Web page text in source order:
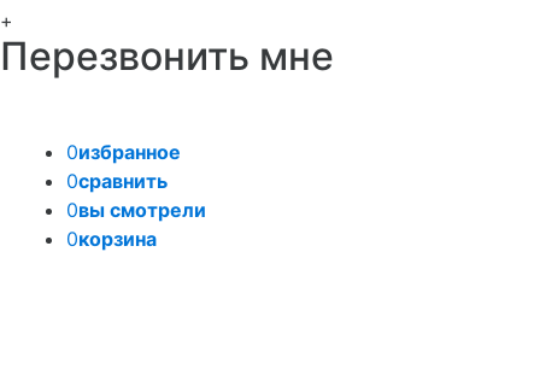
+
Перезвонить мне
0избранное
0сравнить
0вы смотрели
0корзина